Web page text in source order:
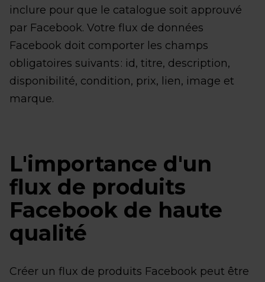
inclure pour que le catalogue soit approuvé
par Facebook. Votre flux de données
Facebook doit comporter les champs
obligatoires suivants : id, titre, description,
disponibilité, condition, prix, lien, image et
marque.
L'importance d'un
flux de produits
Facebook de haute
qualité
Créer un flux de produits Facebook peut être